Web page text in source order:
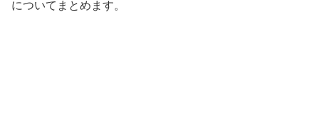
についてまとめます。